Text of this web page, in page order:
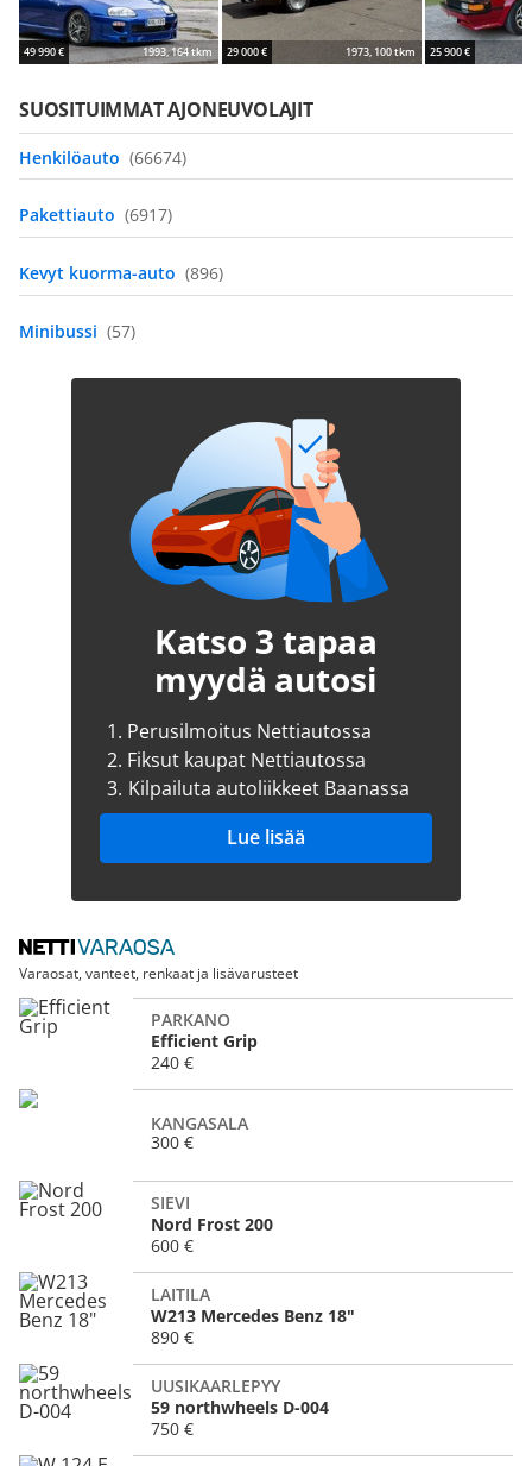
49 990 € 1993, 164 tkm 29 000 € 1973, 100 tkm 25 900 €
SUOSITUIMMAT AJONEUVOLAJIT
(66674)
(6917)
(896)
(57)
Katso 3 tapaa
myydä autosi
1. Perusilmoitus Nettiautossa
2. Fiksut kaupat Nettiautossa
3. Kilpailuta autoliikkeet Baanassa
Lue lisää
Varaosat, vanteet, renkaat ja lisävarusteet
PARKANO
Efficient Grip
240 €
KANGASALA
300 €
SIEVI
Nord Frost 200
600 €
LAITILA
W213 Mercedes Benz 18"
890 €
UUSIKAARLEPYY
59 northwheels D-004
750 €